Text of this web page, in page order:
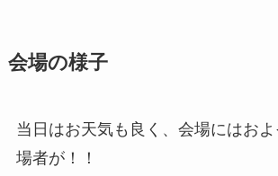
会場の様子
当日はお天気も良く、会場にはお
場者が！！